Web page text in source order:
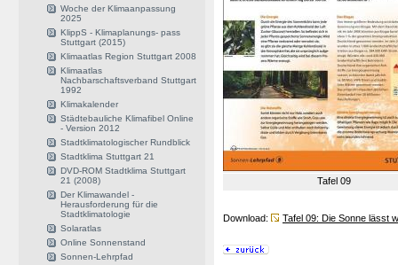
Woche der Klimaanpassung
2025
KlippS - Klimaplanungs- pass
Stuttgart (2015)
Klimaatlas Region Stuttgart 2008
Klimaatlas
Nachbarschaftsverband Stuttgart
1992
Klimakalender
Städtebauliche Klimafibel Online
- Version 2012
Stadtklimatologischer Rundblick
Stadtklima Stuttgart 21
DVD-ROM Stadtklima Stuttgart
21 (2008)
Der Klimawandel -
Herausforderung für die
Stadtklimatologie
Solaratlas
Online Sonnenstand
Sonnen-Lehrpfad
Tafel 09
Download: Tafel 09: Die Sonne lässt